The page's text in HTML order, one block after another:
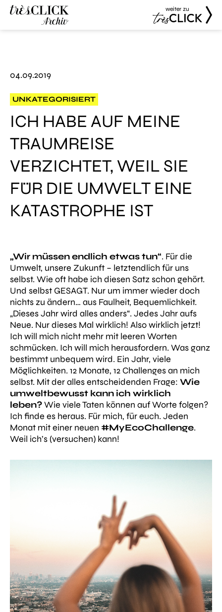
weiter zu
04.09.2019
UNKATEGORISIERT
ICH HABE AUF MEINE
TRAUMREISE
VERZICHTET, WEIL SIE
FÜR DIE UMWELT EINE
KATASTROPHE IST
„Wir müssen endlich etwas tun“. Für die
Umwelt, unsere Zukunft – letztendlich für uns
selbst. Wie oft habe ich diesen Satz schon gehört.
Und selbst GESAGT. Nur um immer wieder doch
nichts zu ändern… aus Faulheit, Bequemlichkeit.
„Dieses Jahr wird alles anders“. Jedes Jahr aufs
Neue. Nur dieses Mal wirklich! Also wirklich jetzt!
Ich will mich nicht mehr mit leeren Worten
schmücken. Ich will mich herausfordern. Was ganz
bestimmt unbequem wird. Ein Jahr, viele
Möglichkeiten. 12 Monate, 12 Challenges an mich
selbst. Mit der alles entscheidenden Frage: Wie
umweltbewusst kann ich wirklich
leben?Wie viele Taten können auf Worte folgen?
Ich finde es heraus. Für mich, für euch. Jeden
Monat mit einer neuen #MyEcoChallenge.
Weil ich’s (versuchen) kann!